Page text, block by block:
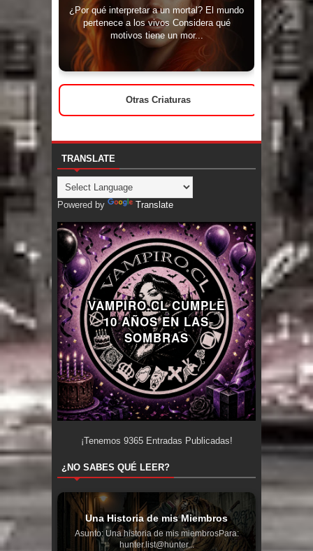
¿Por qué interpretar a un mortal? El mundo
pertenece a los vivos Considera qué
motivos tiene un mor...
Otras Criaturas
TRANSLATE
Powered by Translate
VAMPIRO.CL CUMPLE
10 AÑOS EN LAS
SOMBRAS
¡Tenemos 9365Entradas Publicadas!
¿NO SABES QUÉ LEER?
Una Historia de mis Miembros
Asunto: Una historia de mis miembrosPara:
hunter.list@hunter...